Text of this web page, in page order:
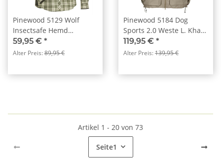
Pinewood 5129 Wolf
Insectsafe Hemd
Grün/Braun (115)
59,95 € *
Alter Preis:89,95 €
Pinewood 5184 Dog
Sports 2.0 Weste L. Khaki
(224)
119,95 € *
Alter Preis:139,95 €
Artikel 1 - 20 von 73
Seite1